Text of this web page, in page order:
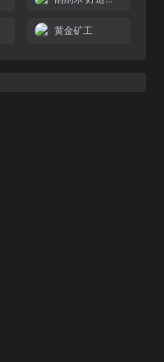
黄金矿工